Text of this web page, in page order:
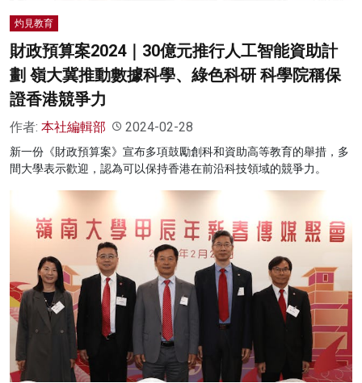
灼見教育
財政預算案2024｜30億元推行人工智能資助計
劃 嶺大冀推動數據科學、綠色科研 科學院稱保
證香港競爭力
作者: 本社編輯部 2024-02-28
新一份《財政預算案》宣布多項鼓勵創科和資助高等教育的舉措，多
間大學表示歡迎，認為可以保持香港在前沿科技領域的競爭力。